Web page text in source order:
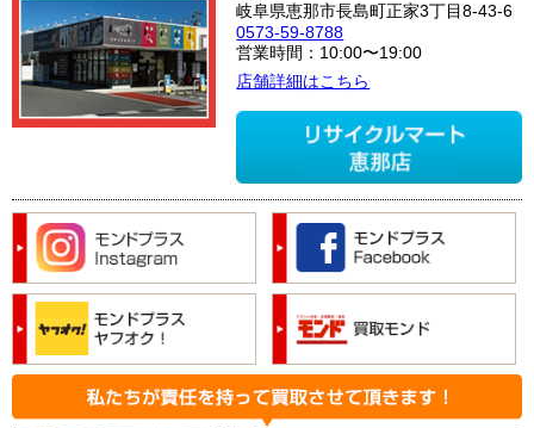
岐阜県恵那市長島町正家3丁目8-43-6
0573-59-8788
営業時間：10:00〜19:00
店舗詳細はこちら